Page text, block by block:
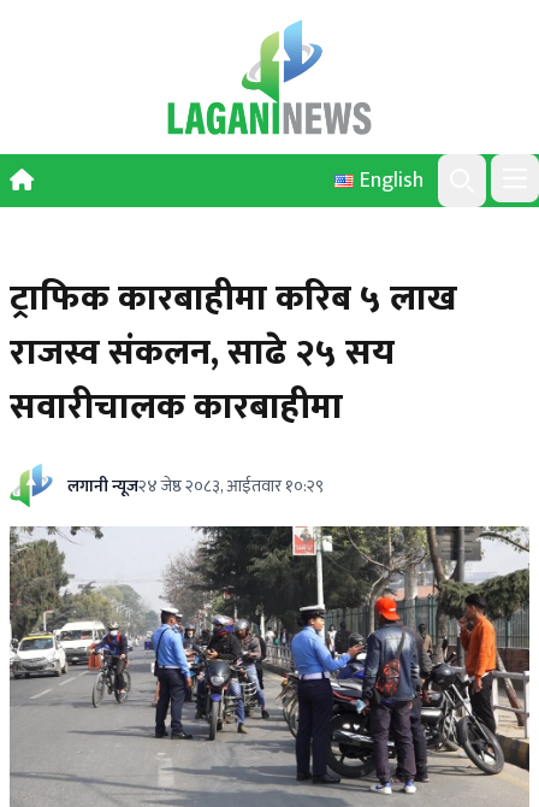
English
Search
ट्राफिक कारबाहीमा करिब ५ लाख
राजस्व संकलन, साढे २५ सय
सवारीचालक कारबाहीमा
लगानी न्यूज२४ जेष्ठ २०८३, आईतवार १०:२९